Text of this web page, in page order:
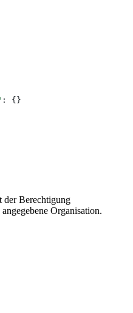
: {}
der Berechtigung
Organisation.